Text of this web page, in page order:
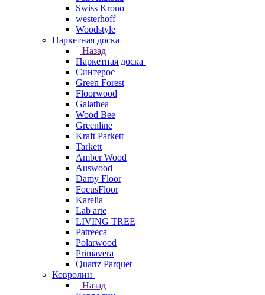
Swiss Krono
westerhoff
Woodstyle
Паркетная доска
Назад
Паркетная доска
Синтерос
Green Forest
Floorwood
Galathea
Wood Bee
Greenline
Kraft Parkett
Tarkett
Amber Wood
Auswood
Damy Floor
FocusFloor
Karelia
Lab arte
LIVING TREE
Patreeca
Polarwood
Primavera
Quartz Parquet
Ковролин
Назад